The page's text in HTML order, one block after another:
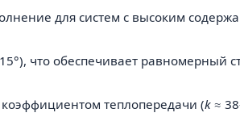
для систем с высоким
что обеспечивает равномерный
теплопередачи (k ≈